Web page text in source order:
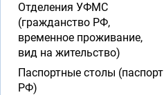
Отделения УФМС
(гражданство РФ,
временное проживание,
вид на жительство)
Паспортные столы (паспорт
РФ)